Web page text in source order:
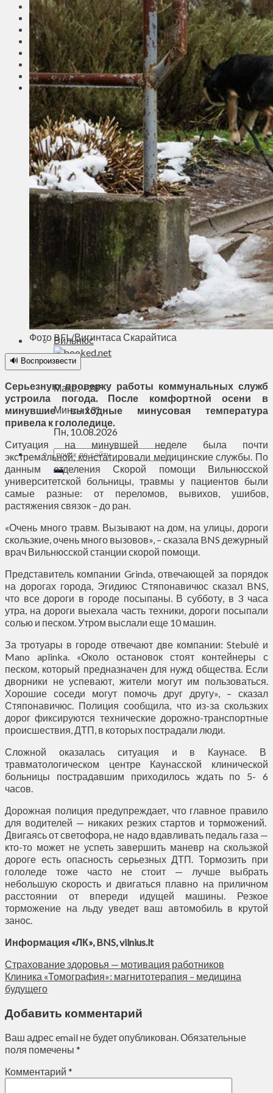
Соседи
Транспорт
Выбор читателей
Калейдоскоп
Армия
Сейм Литвы
Культура
Больше
Фоторепортаж
Туризм
ЛК рекомендует
Сеньорам
Образование
Здравоохранение
Экология
Происшествия
Приграничье
Деньги
Визиты
Агроновости
Едим дома
Ищу семью
Духовное пространство
Спорт
Технологии
Энергетика
Вильнюс
+26° C
Макс.:+28°
Мин.:+13°
Пн, 10.08.2026
Фото BFL/Вигинтаса Скарайтиса
🔊 Воспроизвести
Серьезную проверку работы коммунальных служб
устроила погода. После комфортной осени в
минувшие выходные минусовая температура
привела к гололедице.
Ситуация на минувшей неделе была почти
экстремальной, констатировали медицинские службы. По
данным отделения Скорой помощи Вильнюсской
университетской больницы, травмы у пациентов были
самые разные: от переломов, вывихов, ушибов,
растяжения связок – до ран.
«Очень много травм. Вызывают на дом, на улицы, дороги
скользкие, очень много вызовов», – сказала BNS дежурный
врач Вильнюсской станции скорой помощи.
Представитель компании Grinda, отвечающей за порядок
на дорогах города, Эгидиюс Стяпонавичюс сказал BNS,
что все дороги в городе посыпаны. В субботу, в 3 часа
утра, на дороги выехала часть техники, дороги посыпали
солью и песком. Утром выслали еще 10 машин.
За тротуары в городе отвечают две компании: Stebulė и
Mano aplinka. «Около остановок стоят контейнеры с
песком, который предназначен для нужд общества. Если
дворники не успевают, жители могут им пользоваться.
Хорошие соседи могут помочь друг другу», – сказал
Стяпонавичюс. Полиция сообщила, что из-за скользких
дорог фиксируются технические дорожно-транспортные
происшествия, ДТП, в которых пострадали люди.
Сложной оказалась ситуация и в Каунасе. В
травматологическом центре Каунасской клинической
больницы пострадавшим приходилось ждать по 5- 6
часов.
Дорожная полиция предупреждает, что главное правило
для водителей — никаких резких стартов и торможений.
Двигаясь от светофора, не надо вдавливать педаль газа —
кто-то может не успеть завершить маневр на скользкой
дороге есть опасность серьезных ДТП. Тормозить при
гололеде тоже часто не стоит — лучше выбрать
небольшую скорость и двигаться плавно на приличном
расстоянии от впереди идущей машины. Резкое
торможение на льду уведет ваш автомобиль в крутой
занос.
Информация «ЛК»,BNS,vilnius.lt
Страхование здоровья — мотивация работников
Клиника «Томография»: магнитотерапия – медицина
будущего
Добавить комментарий
Ваш адрес email не будет опубликован.Обязательные
поля помечены *
Комментарий *